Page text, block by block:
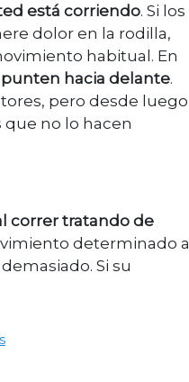
está corriendo. Si los
dolor en la rodilla,
habitual. En
hacia delante.
pero desde luego
no lo hacen
correr tratando de
determinado a
Si su